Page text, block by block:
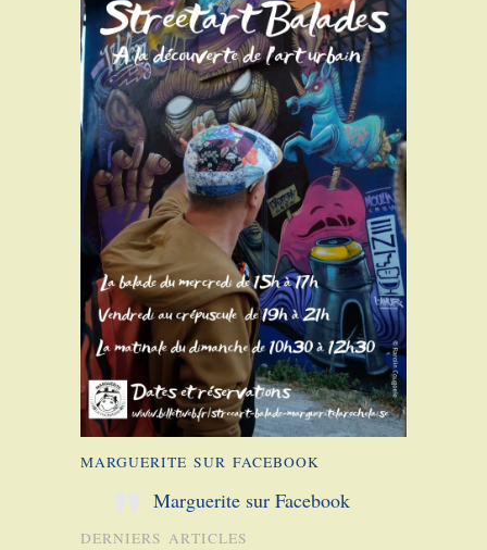
MARGUERITE SUR FACEBOOK
Marguerite sur Facebook
DERNIERS ARTICLES